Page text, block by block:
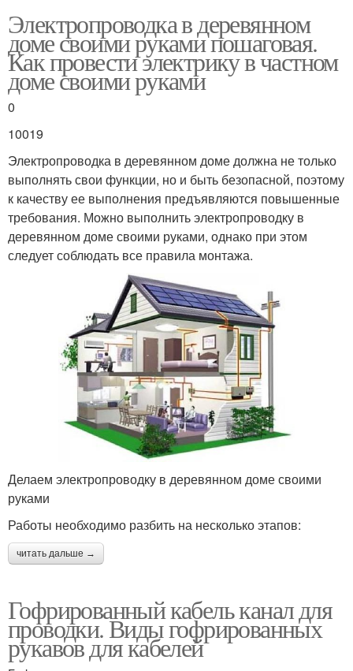
Электропроводка в деревянном
доме своими руками пошаговая.
Как провести электрику в частном
доме своими руками
0
10019
Электропроводка в деревянном доме должна не только
выполнять свои функции, но и быть безопасной, поэтому
к качеству ее выполнения предъявляются повышенные
требования. Можно выполнить электропроводку в
деревянном доме своими руками, однако при этом
следует соблюдать все правила монтажа.
Делаем электропроводку в деревянном доме своими
руками
Работы необходимо разбить на несколько этапов:
читать дальше →
Гофрированный кабель канал для
проводки. Виды гофрированных
рукавов для кабелей